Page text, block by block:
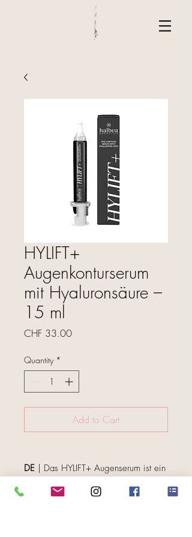
HYLIFT+
Augenkonturserum
mit Hyaluronsäure –
15 ml
CHF 33.00Price
Quantity *
Add to Cart
DE | Das HYLIFT+ Augenserum ist ein
Schönheitsroutine, um sichtbare